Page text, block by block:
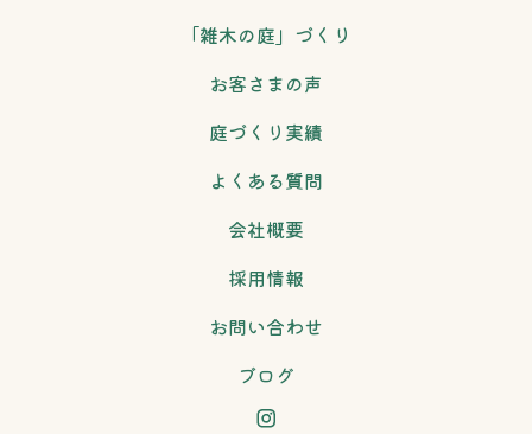
「雑木の庭」づくり
お客さまの声
庭づくり実績
よくある質問
会社概要
採用情報
お問い合わせ
ブログ